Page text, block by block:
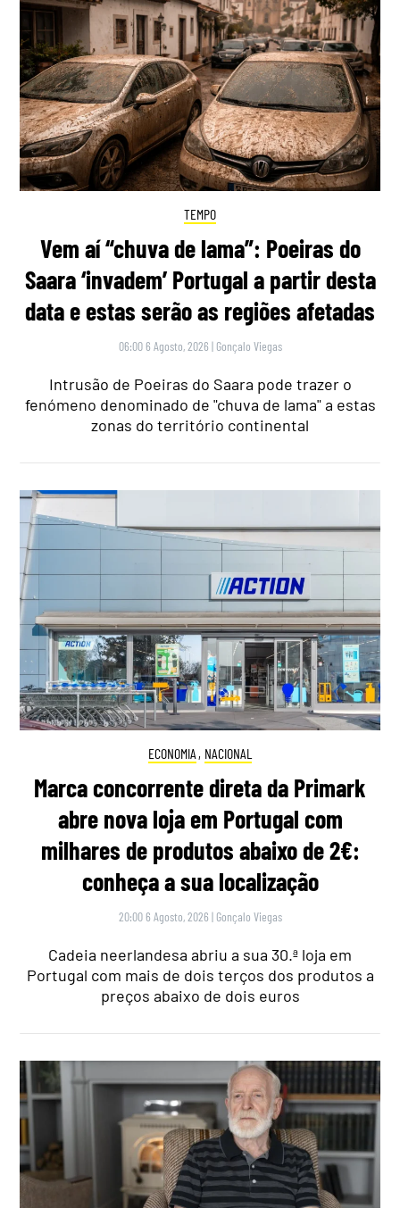
TEMPO
Vem aí “chuva de lama”: Poeiras do
Saara ‘invadem’ Portugal a partir desta
data e estas serão as regiões afetadas
06:00 6 Agosto, 2026 | Gonçalo Viegas
Intrusão de Poeiras do Saara pode trazer o
fenómeno denominado de "chuva de lama" a estas
zonas do território continental
ECONOMIA , NACIONAL
Marca concorrente direta da Primark
abre nova loja em Portugal com
milhares de produtos abaixo de 2€:
conheça a sua localização
20:00 6 Agosto, 2026 | Gonçalo Viegas
Cadeia neerlandesa abriu a sua 30.ª loja em
Portugal com mais de dois terços dos produtos a
preços abaixo de dois euros